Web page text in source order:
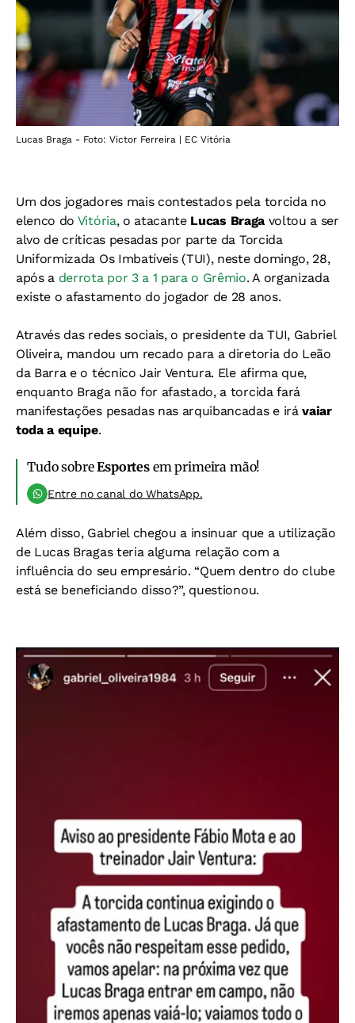
Lucas Braga - Foto: Victor Ferreira | EC Vitória
Um dos jogadores mais contestados pela torcida no
elenco do Vitória, o atacante Lucas Bragavoltou a ser
alvo de críticas pesadas por parte da Torcida
Uniformizada Os Imbatíveis (TUI), neste domingo, 28,
após a derrota por 3 a 1 para o Grêmio. A organizada
existe o afastamento do jogador de 28 anos.
Através das redes sociais, o presidente da TUI, Gabriel
Oliveira, mandou um recado para a diretoria do Leão
da Barra e o técnico Jair Ventura. Ele afirma que,
enquanto Braga não for afastado, a torcida fará
manifestações pesadas nas arquibancadas e irávaiar
toda a equipe.
Tudo sobreEsportesem primeira mão!
Entre no canal do WhatsApp.
Além disso, Gabriel chegou a insinuar que a utilização
de Lucas Bragas teria alguma relação com a
influência do seu empresário. “Quem dentro do clube
está se beneficiando disso?”, questionou.